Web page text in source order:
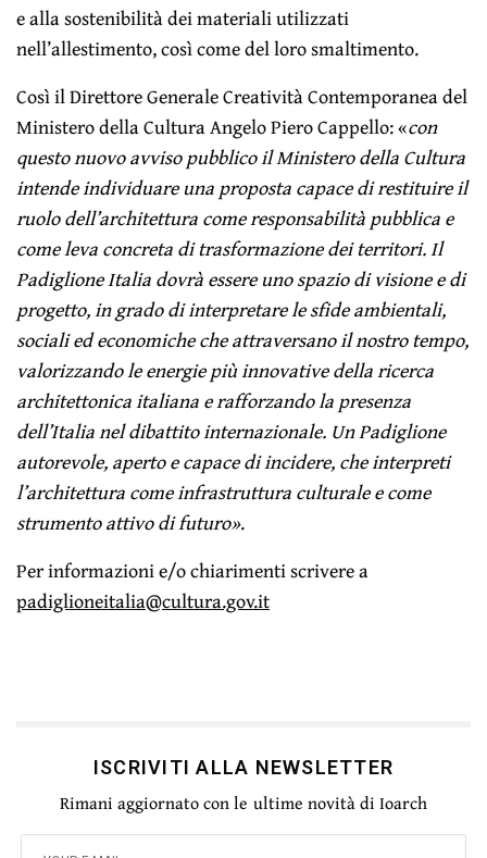
e alla sostenibilità dei materiali utilizzati
nell’allestimento, così come del loro smaltimento.
Così il Direttore Generale Creatività Contemporanea del
Ministero della Cultura Angelo Piero Cappello: «con
questo nuovo avviso pubblico il Ministero della Cultura
intende individuare una proposta capace di restituire il
ruolo dell’architettura come responsabilità pubblica e
come leva concreta di trasformazione dei territori. Il
Padiglione Italia dovrà essere uno spazio di visione e di
progetto, in grado di interpretare le sfide ambientali,
sociali ed economiche che attraversano il nostro tempo,
valorizzando le energie più innovative della ricerca
architettonica italiana e rafforzando la presenza
dell’Italia nel dibattito internazionale. Un Padiglione
autorevole, aperto e capace di incidere, che interpreti
l’architettura come infrastruttura culturale e come
strumento attivo di futuro».
Per informazioni e/o chiarimenti scrivere a
padiglioneitalia@cultura.gov.it
ISCRIVITI ALLA NEWSLETTER
Rimani aggiornato con le ultime novità di Ioarch